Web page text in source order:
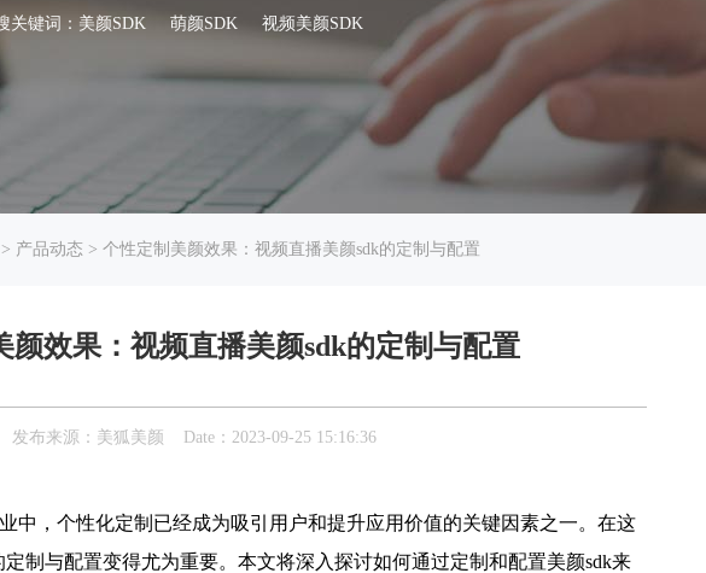
人脸美型
滤镜特效
哈哈镜
关键词： 美颜SDK 萌颜SDK 视频美颜SDK
> 产品动态 > 个性定制美颜效果：视频直播美颜sdk的定制与配置
颜效果：视频直播美颜sdk的定制与配置
发布来源：美狐美颜 Date：2023-09-25 15:16:36
中，个性化定制已经成为吸引用户和提升应用价值的关键因素之一。在这
制与配置变得尤为重要。本文将深入探讨如何通过定制和配置美颜sdk来